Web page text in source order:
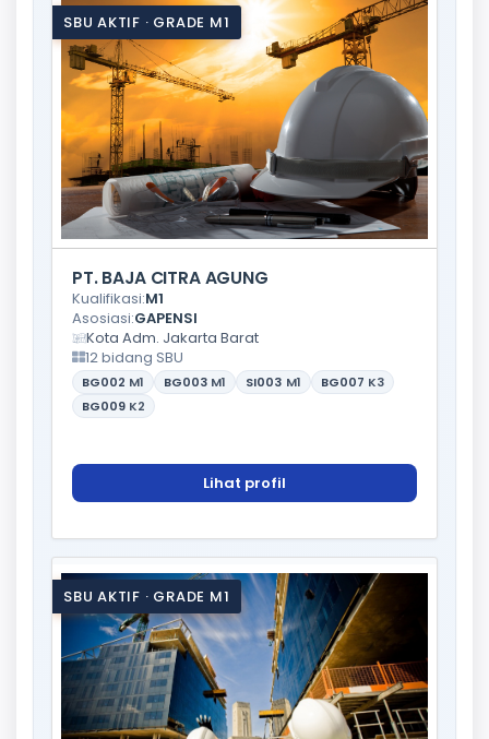
SBU AKTIF · GRADE M1
PT. BAJA CITRA AGUNG
Kualifikasi:M1
Asosiasi:GAPENSI
Kota Adm. Jakarta Barat
12 bidang SBU
BG002 M1 BG003 M1 SI003 M1 BG007 K3
BG009 K2
Lihat profil
SBU AKTIF · GRADE M1